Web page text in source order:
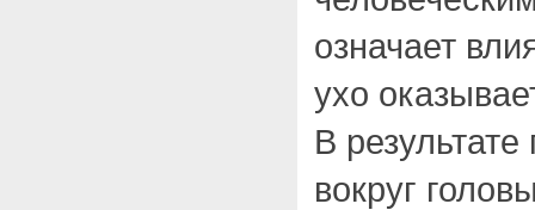
означает
ухо
В
вокруг